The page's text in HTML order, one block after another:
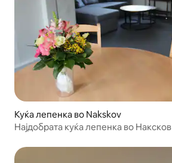
Куќа лепенка во Nakskov
Најдобрата куќа лепенка во Наксков